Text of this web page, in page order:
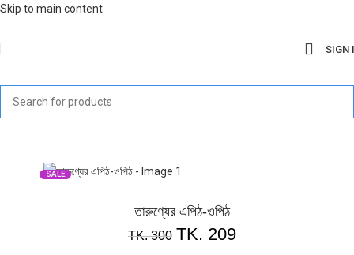
Skip to main content
SIGN
SALE
তারুণ্যের এপিঠ-ওপিঠ
TK.300 TK. 209